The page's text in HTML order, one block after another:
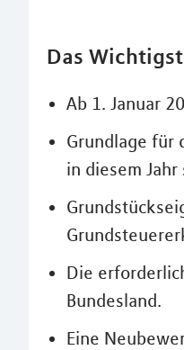
Das
Ab 1. Januar
Grundlage für
in diesem
Die
Bundesland.
Eine